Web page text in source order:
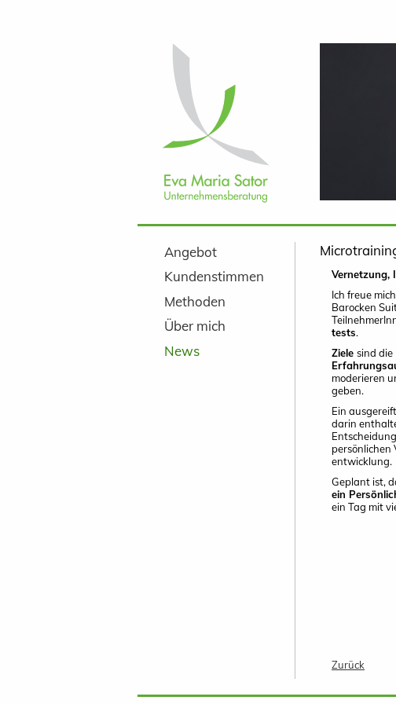
Vernetzung,
Ich freue
Barocken
tests.
Ziele sind die
moderieren
geben.
Ein
darin
persönlichen
entwicklung.
Geplant ist,
ein
ein Tag mit
Zurück
Navigation
überspringen
Angebot
Kundenstimmen
Methoden
Über mich
News